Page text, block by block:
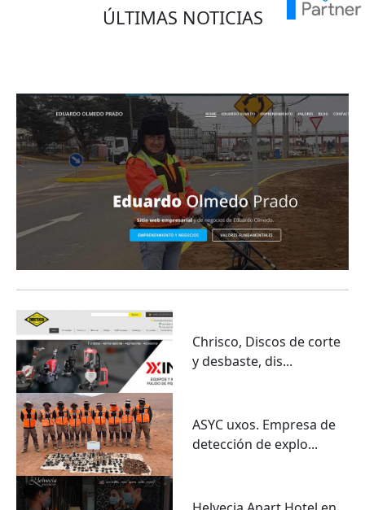
ÚLTIMAS NOTICIAS
Chrisco, Discos de corte
y desbaste, dis...
ASYC uxos. Empresa de
detección de explo...